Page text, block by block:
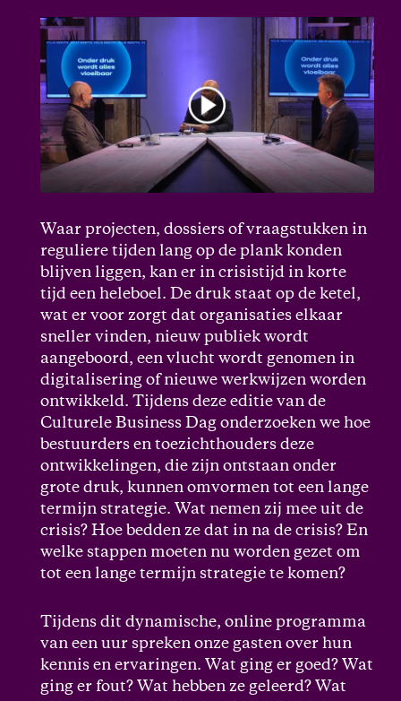
Waar projecten, dossiers of vraagstukken in
reguliere tijden lang op de plank konden
blijven liggen, kan er in crisistijd in korte
tijd een heleboel. De druk staat op de ketel,
wat er voor zorgt dat organisaties elkaar
sneller vinden, nieuw publiek wordt
aangeboord, een vlucht wordt genomen in
digitalisering of nieuwe werkwijzen worden
ontwikkeld. Tijdens deze editie van de
Culturele Business Dag onderzoeken we hoe
bestuurders en toezichthouders deze
ontwikkelingen, die zijn ontstaan onder
grote druk, kunnen omvormen tot een lange
termijn strategie. Wat nemen zij mee uit de
crisis? Hoe bedden ze dat in na de crisis? En
welke stappen moeten nu worden gezet om
tot een lange termijn strategie te komen?
Tijdens dit dynamische, online programma
van een uur spreken onze gasten over hun
kennis en ervaringen. Wat ging er goed? Wat
ging er fout? Wat hebben ze geleerd? Wat